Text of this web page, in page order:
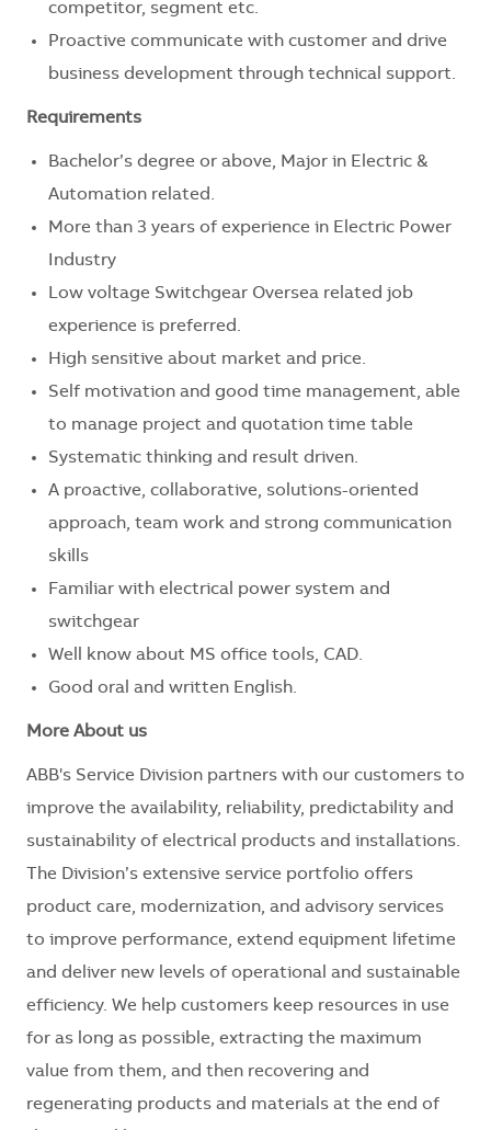
competitor, segment etc.
Proactive communicate with customer and drive
business development through technical support.
Requirements
Bachelor’s degree or above, Major in Electric &
Automation related.
More than 3 years of experience in Electric Power
Industry
Low voltage Switchgear Oversea related job
experience is preferred.
High sensitive about market and price.
Self motivation and good time management, able
to manage project and quotation time table
Systematic thinking and result driven.
A proactive, collaborative, solutions-oriented
approach, team work and strong communication
skills
Familiar with electrical power system and
switchgear
Well know about MS office tools, CAD.
Good oral and written English.
More About us
ABB's Service Division partners with our customers to
improve the availability, reliability, predictability and
sustainability of electrical products and installations.
The Division’s extensive service portfolio offers
product care, modernization, and advisory services
to improve performance, extend equipment lifetime
and deliver new levels of operational and sustainable
efficiency. We help customers keep resources in use
for as long as possible, extracting the maximum
value from them, and then recovering and
regenerating products and materials at the end of